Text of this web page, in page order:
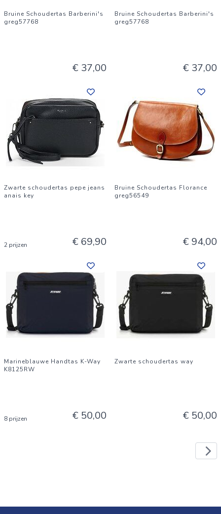
Bruine Schoudertas Barberini's
greg57768
€ 37,00
Bruine Schoudertas Barberini's
greg57768
€ 37,00
Zwarte schoudertas pepe jeans
anais key
2 prijzen € 69,90
Bruine Schoudertas Florance
greg56549
€ 94,00
Marineblauwe Handtas K-Way
K8125RW
8 prijzen € 50,00
Zwarte schoudertas way
€ 50,00